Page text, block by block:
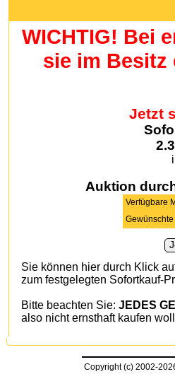
WICHTIG! Bei
sie im Besitz
Jetzt
Auktion
Verfügbare
Sie können hier durch Klick
zum festgelegten Sofortkauf-
Bitte beachten Sie: JEDES
also nicht ernsthaft kaufen
Copyright (c) 2002-